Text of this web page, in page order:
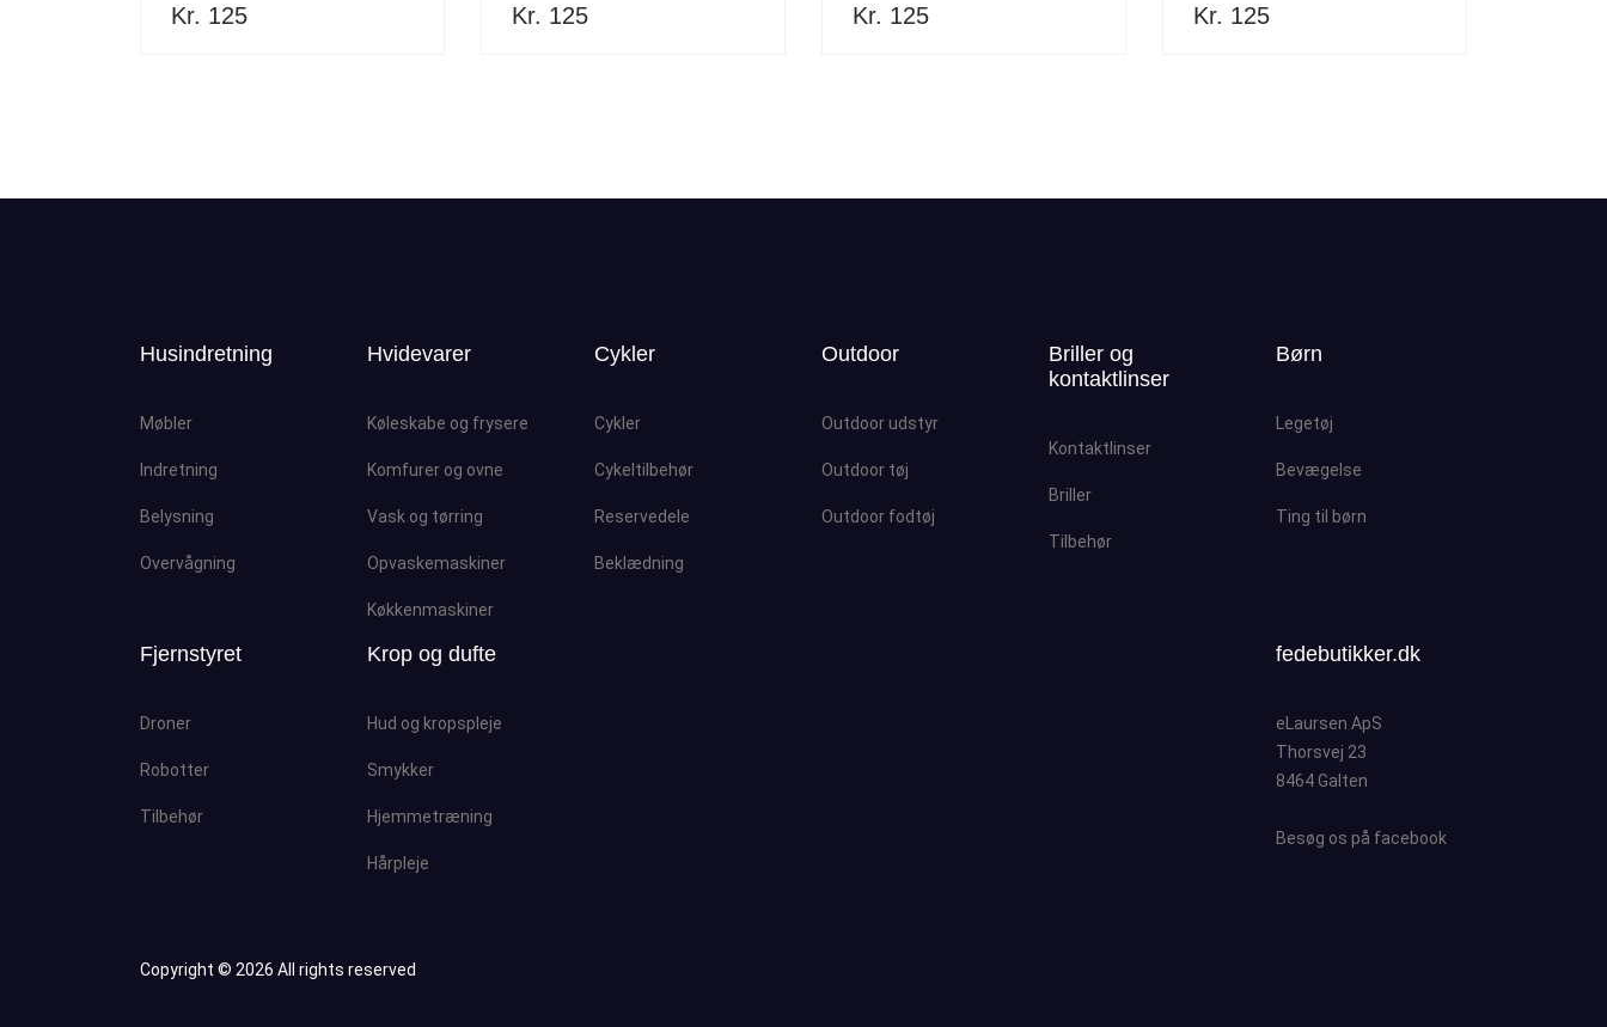
Kr. 125 Kr. 125 Kr. 125 Kr. 125
Husindretning
Møbler
Indretning
Belysning
Overvågning
Hvidevarer
Køleskabe og frysere
Komfurer og ovne
Vask og tørring
Opvaskemaskiner
Køkkenmaskiner
Cykler
Cykler
Cykeltilbehør
Reservedele
Beklædning
Outdoor
Outdoor udstyr
Outdoor tøj
Outdoor fodtøj
Briller og
kontaktlinser
Kontaktlinser
Briller
Tilbehør
Børn
Legetøj
Bevægelse
Ting til børn
Fjernstyret
Droner
Robotter
Tilbehør
Krop og dufte
Hud og kropspleje
Smykker
Hjemmetræning
Hårpleje
fedebutikker.dk
eLaursen ApS
Thorsvej 23
8464 Galten
Besøg os på facebook
Copyright © 2026 All rights reserved